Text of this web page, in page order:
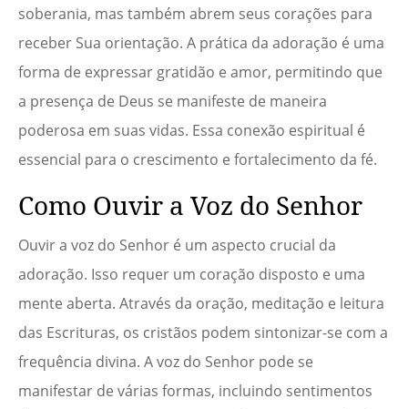
soberania, mas também abrem seus corações para
receber Sua orientação. A prática da adoração é uma
forma de expressar gratidão e amor, permitindo que
a presença de Deus se manifeste de maneira
poderosa em suas vidas. Essa conexão espiritual é
essencial para o crescimento e fortalecimento da fé.
Como Ouvir a Voz do Senhor
Ouvir a voz do Senhor é um aspecto crucial da
adoração. Isso requer um coração disposto e uma
mente aberta. Através da oração, meditação e leitura
das Escrituras, os cristãos podem sintonizar-se com a
frequência divina. A voz do Senhor pode se
manifestar de várias formas, incluindo sentimentos